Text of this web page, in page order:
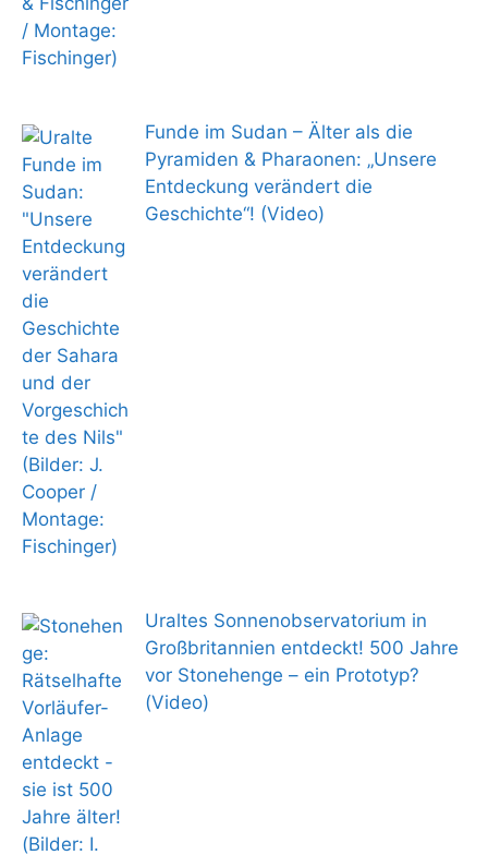
Funde im Sudan – Älter als die
Pyramiden & Pharaonen: „Unsere
Entdeckung verändert die
Geschichte“! (Video)
Uraltes Sonnenobservatorium in
Großbritannien entdeckt! 500 Jahre
vor Stonehenge – ein Prototyp?
(Video)